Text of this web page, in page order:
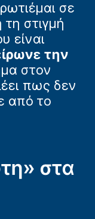
σε
στιγμή
είναι
την
στον
πως δεν
από το
στα